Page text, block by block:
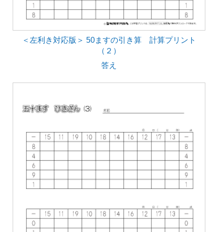
＜左利き対応版＞ 50ますの引き算 計算プリント
（２）
答え